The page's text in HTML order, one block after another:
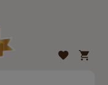
Lista